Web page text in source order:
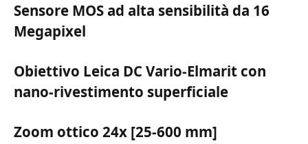
Sensore MOS ad alta sensibilità da 16
Megapixel
Obiettivo Leica DC Vario-Elmarit con
nano-rivestimento superficiale
Zoom ottico 24x [25-600 mm]